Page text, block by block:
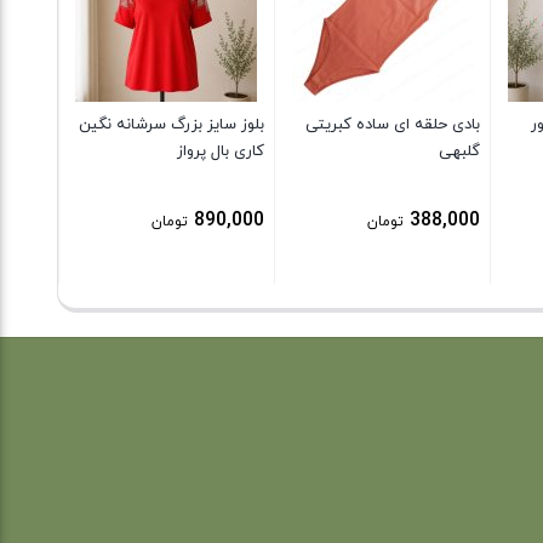
بادی حلقه ای ساده کبریتی
گلبهی
388,000 تومان
بلوز سایز بزرگ سرشانه نگین
کاری بال پرواز
890,000 تومان